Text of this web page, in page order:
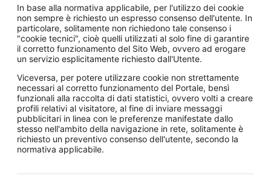
In base alla normativa applicabile, per l'utilizzo dei cookie
non sempre è richiesto un espresso consenso dell'utente. In
particolare, solitamente non richiedono tale consenso i
"cookie tecnici", cioè quelli utilizzati al solo fine di garantire
il corretto funzionamento del Sito Web, ovvero ad erogare
un servizio esplicitamente richiesto dall'Utente.
Viceversa, per potere utilizzare cookie non strettamente
necessari al corretto funzionamento del Portale, bensì
funzionali alla raccolta di dati statistici, ovvero volti a creare
profili relativi al visitatore, al fine di inviare messaggi
pubblicitari in linea con le preferenze manifestate dallo
stesso nell'ambito della navigazione in rete, solitamente è
richiesto un preventivo consenso dell'utente, secondo la
normativa applicabile.